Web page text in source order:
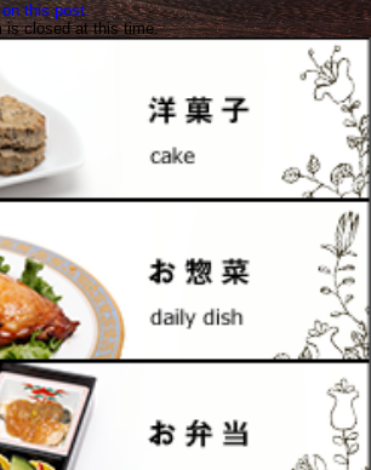
this post.
is closed at this time.